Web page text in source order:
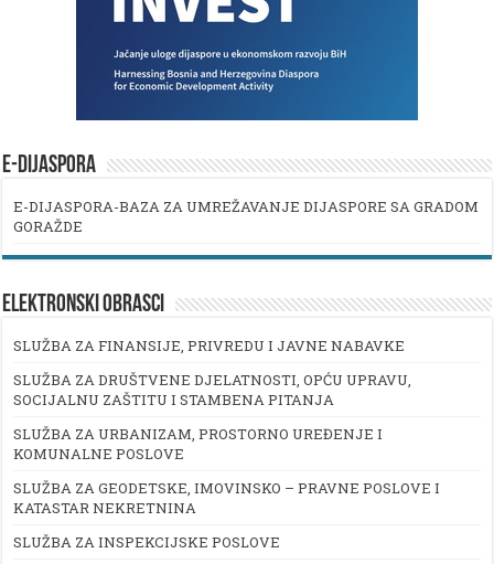
E-DIJASPORA
E-DIJASPORA-BAZA ZA UMREŽAVANJE DIJASPORE SA GRADOM
GORAŽDE
ELEKTRONSKI OBRASCI
SLUŽBA ZA FINANSIJE, PRIVREDU I JAVNE NABAVKE
SLUŽBA ZA DRUŠTVENE DJELATNOSTI, OPĆU UPRAVU,
SOCIJALNU ZAŠTITU I STAMBENA PITANJA
SLUŽBA ZA URBANIZAM, PROSTORNO UREĐENJE I
KOMUNALNE POSLOVE
SLUŽBA ZA GEODETSKE, IMOVINSKO – PRAVNE POSLOVE I
KATASTAR NEKRETNINA
SLUŽBA ZA INSPEKCIJSKE POSLOVE